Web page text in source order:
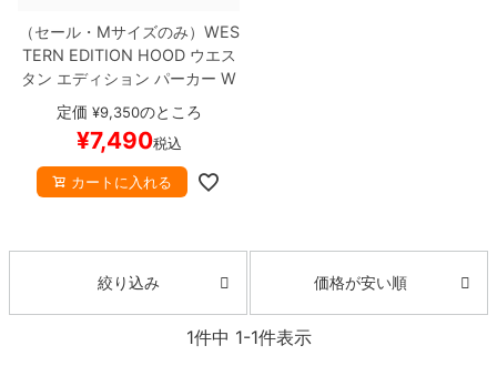
（セール・Mサイズのみ） WES
TERN EDITION HOODウエス
タン エディション パーカー W
E OGBLACK
スケボー
定価 ¥9,350のところ
¥7,490税込
カートに入れる
絞り込み 価格が安い順
1件中 1-1件表示
8.0inch
8.1inch
8.2inch
8.3inch
8.5inch
8.1inch
8.2inch
8.3inch
8.4inch
8.6inch
59mm
60mm
63mm
65mm
ラ）
ソフトウィール（クルーザー）
パーツ・その他
ヘルメット・パッド
メディア（雑誌・DVD・CD）
25.5cm
26cm
26.5cm
27cm
28cm
長袖ボタンシャツ
半袖シャツ